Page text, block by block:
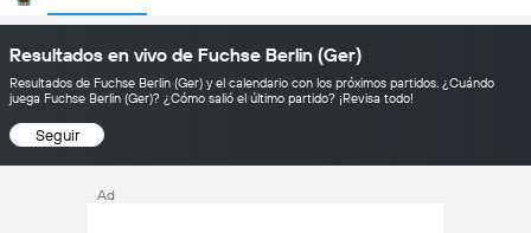
Resultados en vivo de Fuchse Berlin (Ger)
Resultados de Fuchse Berlin (Ger) y el calendario con los próximos partidos. ¿Cuándo
juega Fuchse Berlin (Ger)? ¿Cómo salió el último partido? ¡Revisa todo!
Seguir
Ad